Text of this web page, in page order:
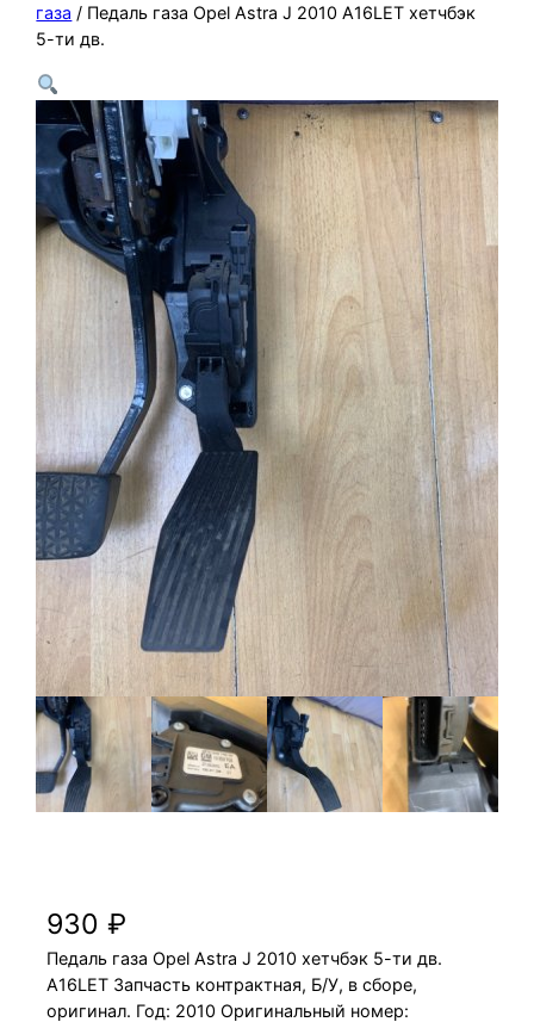
газа / Педаль газа Opel Astra J 2010 A16LET хетчбэк
5-ти дв.
930₽
Педаль газа Opel Astra J 2010 хетчбэк 5-ти дв.
A16LET Запчасть контрактная, Б/У, в сборе,
оригинал. Год: 2010 Оригинальный номер: